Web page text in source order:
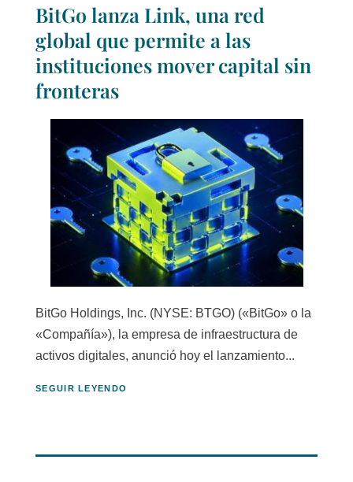
BitGo lanza Link, una red
global que permite a las
instituciones mover capital sin
fronteras
BitGo Holdings, Inc. (NYSE: BTGO) («BitGo» o la
«Compañía»), la empresa de infraestructura de
activos digitales, anunció hoy el lanzamiento...
SEGUIR LEYENDO